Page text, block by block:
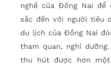
nghề của Đồng Nai để
sắc đến với người tiêu
du lịch của Đồng Nai
tham quan, nghỉ
thu hút được hơn